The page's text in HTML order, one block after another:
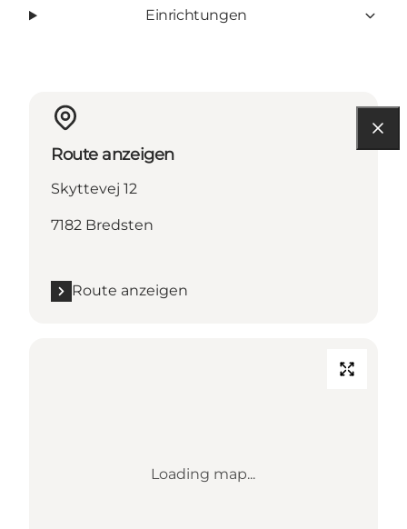
Einrichtungen
Route anzeigen
Skyttevej 12
7182 Bredsten
Route anzeigen
Loading map...